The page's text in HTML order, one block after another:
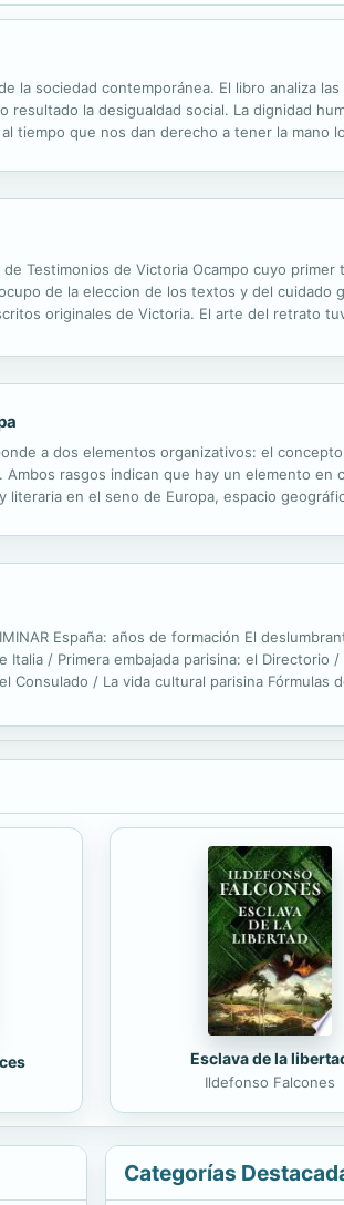
la sociedad contemporánea. El libro analiza
la desigualdad social. La dignidad
tiempo que nos dan derecho a tener la mano
Testimonios de Victoria Ocampo cuyo primer
de la eleccion de los textos y del cuidado
originales de Victoria. El arte del retrato
a dos elementos organizativos: el
rasgos indican que hay un elemento en
en el seno de Europa, espacio
España: años de formación El
/ Primera embajada parisina: el Directorio
Consulado / La vida cultural parisina Fórmulas
Esclava de la
Ildefonso Falcones
Categorías